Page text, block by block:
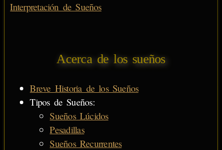
Interpretación de Sueños
Acerca de los sueños
Breve Historia de los Sueños
Tipos de Sueños:
Sueños Lúcidos
Pesadillas
Sueños Recurrentes